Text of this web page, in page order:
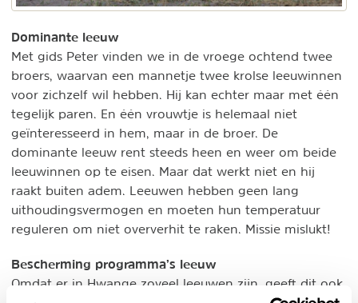
Dominante leeuw
Met gids Peter vinden we in de vroege ochtend twee
broers, waarvan een mannetje twee krolse leeuwinnen
voor zichzelf wil hebben. Hij kan echter maar met één
tegelijk paren. En één vrouwtje is helemaal niet
geïnteresseerd in hem, maar in de broer. De
dominante leeuw rent steeds heen en weer om beide
leeuwinnen op te eisen. Maar dat werkt niet en hij
raakt buiten adem. Leeuwen hebben geen lang
uithoudingsvermogen en moeten hun temperatuur
reguleren om niet oververhit te raken. Missie mislukt!
Bescherming programma’s leeuw
Omdat er in Hwange zoveel leeuwen zijn, geeft dit ook